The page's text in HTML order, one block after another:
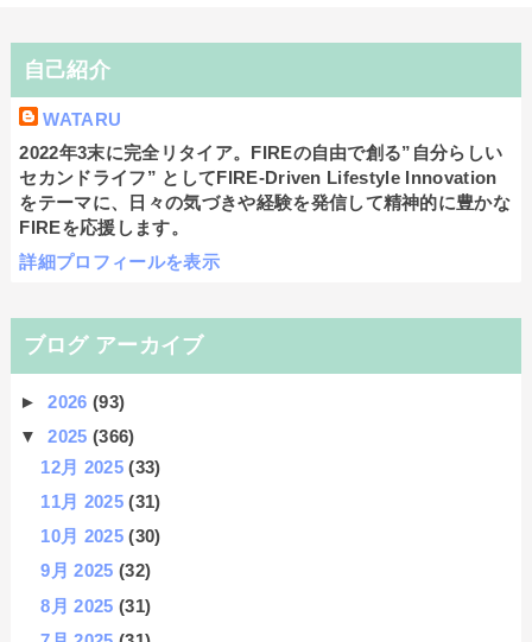
自己紹介
WATARU
2022年3末に完全リタイア。FIREの自由で創る”自分らしい
セカンドライフ” としてFIRE-Driven Lifestyle Innovation
をテーマに、日々の気づきや経験を発信して精神的に豊かな
FIREを応援します。
詳細プロフィールを表示
ブログ アーカイブ
►2026(93)
▼2025(366)
12月 2025(33)
11月 2025(31)
10月 2025(30)
9月 2025(32)
8月 2025(31)